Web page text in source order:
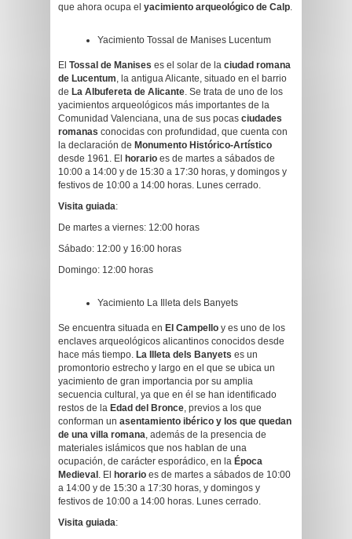
que ahora ocupa el yacimiento arqueológico de Calp.
Yacimiento Tossal de Manises Lucentum
El Tossal de Manises es el solar de la ciudad romana
de Lucentum, la antigua Alicante, situado en el barrio
de La Albufereta de Alicante. Se trata de uno de los
yacimientos arqueológicos más importantes de la
Comunidad Valenciana, una de sus pocas ciudades
romanas conocidas con profundidad, que cuenta con
la declaración de Monumento Histórico-Artístico
desde 1961. El horario es de martes a sábados de
10:00 a 14:00 y de 15:30 a 17:30 horas, y domingos y
festivos de 10:00 a 14:00 horas. Lunes cerrado.
Visita guiada:
De martes a viernes: 12:00 horas
Sábado: 12:00 y 16:00 horas
Domingo: 12:00 horas
Yacimiento La Illeta dels Banyets
Se encuentra situada en El Campello y es uno de los
enclaves arqueológicos alicantinos conocidos desde
hace más tiempo. La Illeta dels Banyets es un
promontorio estrecho y largo en el que se ubica un
yacimiento de gran importancia por su amplia
secuencia cultural, ya que en él se han identificado
restos de la Edad del Bronce, previos a los que
conforman un asentamiento ibérico y los que quedan
de una villa romana, además de la presencia de
materiales islámicos que nos hablan de una
ocupación, de carácter esporádico, en la Época
Medieval . El horario es de martes a sábados de 10:00
a 14:00 y de 15:30 a 17:30 horas, y domingos y
festivos de 10:00 a 14:00 horas. Lunes cerrado.
Visita guiada: